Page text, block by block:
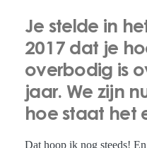
Je stelde in
2017 dat je
overbodig is
jaar. We zijn
hoe staat het
Dat hoop ik nog steeds!